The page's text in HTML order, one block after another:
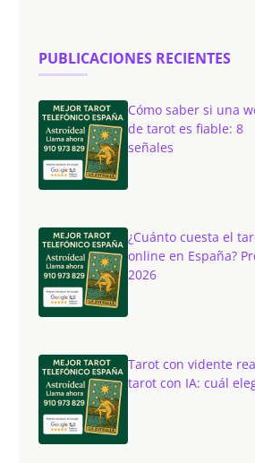
PUBLICACIONES RECIENTES
Cómo saber si una
de tarot es fiable: 8
señales
¿Cuánto cuesta el
online en España?
2026
Tarot con vidente
tarot con IA: cuál